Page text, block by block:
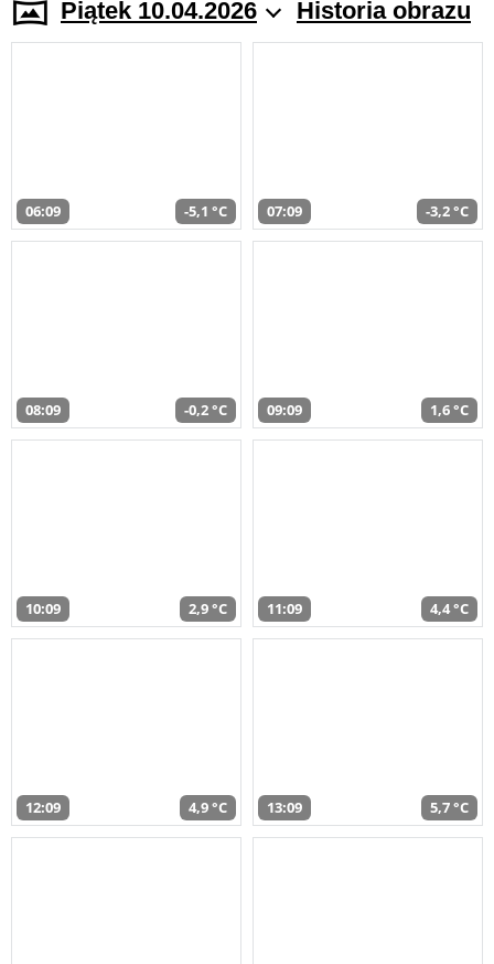
Piątek 10.04.2026 Historia obrazu
06:09 -5,1 °C 07:09 -3,2 °C
08:09 -0,2 °C 09:09 1,6 °C
10:09 2,9 °C 11:09 4,4 °C
12:09 4,9 °C 13:09 5,7 °C